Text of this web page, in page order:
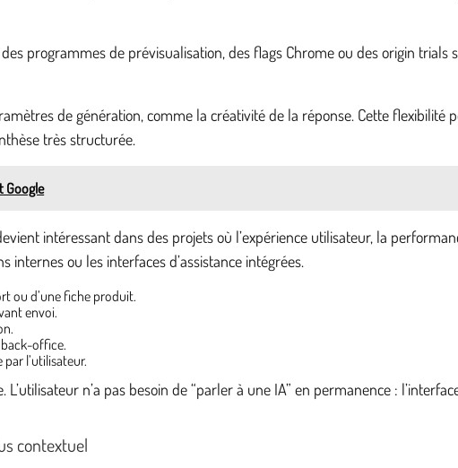
programmes de prévisualisation, des flags Chrome ou des origin
de génération, comme la créativité de la réponse. Cette
très structurée.
Google
intéressant dans des projets où l’expérience utilisateur, la
ou les interfaces d’assistance intégrées.
ou d’une fiche produit.
envoi.
office.
l’utilisateur.
n’a pas besoin de “parler à une IA” en permanence :
contextuel